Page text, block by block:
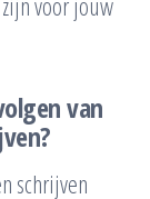
van
schrijven